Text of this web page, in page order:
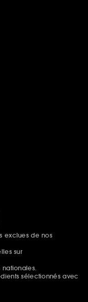
exclues de nos
sur
sélectionnés avec